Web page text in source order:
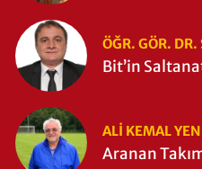
ÖĞR. GÖR. DR.
Bit’in
ALI KEMAL
Aranan